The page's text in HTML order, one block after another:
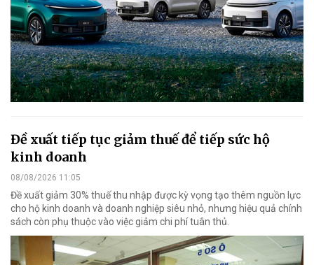
Đề xuất tiếp tục giảm thuế để tiếp sức hộ
kinh doanh
08/08/2026 11:05
Đề xuất giảm 30% thuế thu nhập được kỳ vọng tạo thêm nguồn lực
cho hộ kinh doanh và doanh nghiệp siêu nhỏ, nhưng hiệu quả chính
sách còn phụ thuộc vào việc giảm chi phí tuân thủ.